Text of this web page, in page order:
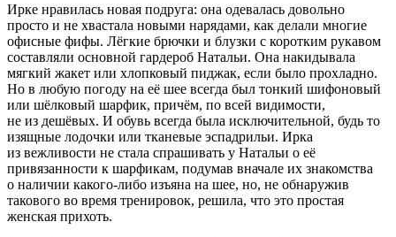
Ирке нравилась новая подруга: она одевалась довольно
просто и не хвастала новыми нарядами, как делали многие
офисные фифы. Лёгкие брючки и блузки с коротким рукавом
составляли основной гардероб Натальи. Она накидывала
мягкий жакет или хлопковый пиджак, если было прохладно.
Но в любую погоду на её шее всегда был тонкий шифоновый
или шёлковый шарфик, причём, по всей видимости,
не из дешёвых. И обувь всегда была исключительной, будь то
изящные лодочки или тканевые эспадрильи. Ирка
из вежливости не стала спрашивать у Натальи о её
привязанности к шарфикам, подумав вначале их знакомства
о наличии какого-либо изъяна на шее, но, не обнаружив
такового во время тренировок, решила, что это простая
женская прихоть.